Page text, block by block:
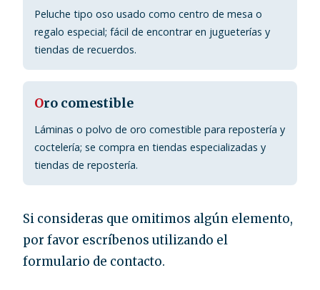
Peluche tipo oso usado como centro de mesa o
regalo especial; fácil de encontrar en jugueterías y
tiendas de recuerdos.
Oro comestible
Láminas o polvo de oro comestible para repostería y
coctelería; se compra en tiendas especializadas y
tiendas de repostería.
Si consideras que omitimos algún elemento,
por favor escríbenos utilizando el
formulario de contacto.